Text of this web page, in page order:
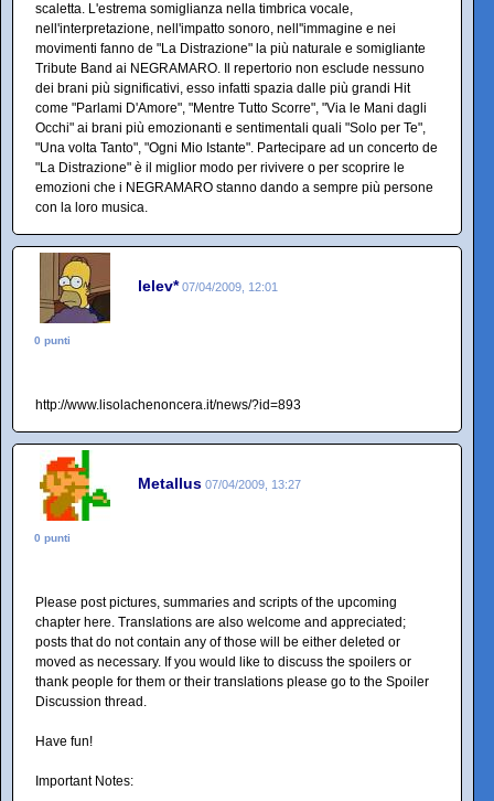
scaletta. L'estrema somiglianza nella timbrica vocale,
nell'interpretazione, nell'impatto sonoro, nell''immagine e nei
movimenti fanno de "La Distrazione" la più naturale e somigliante
Tribute Band ai NEGRAMARO. Il repertorio non esclude nessuno
dei brani più significativi, esso infatti spazia dalle più grandi Hit
come "Parlami D'Amore", "Mentre Tutto Scorre", "Via le Mani dagli
Occhi" ai brani più emozionanti e sentimentali quali "Solo per Te",
"Una volta Tanto", "Ogni Mio Istante". Partecipare ad un concerto de
"La Distrazione" è il miglior modo per rivivere o per scoprire le
emozioni che i NEGRAMARO stanno dando a sempre più persone
con la loro musica.
lelev* 07/04/2009, 12:01
0 punti
http://www.lisolachenoncera.it/news/?id=893
Metallus 07/04/2009, 13:27
0 punti
Please post pictures, summaries and scripts of the upcoming
chapter here. Translations are also welcome and appreciated;
posts that do not contain any of those will be either deleted or
moved as necessary. If you would like to discuss the spoilers or
thank people for them or their translations please go to the Spoiler
Discussion thread.
Have fun!
Important Notes: